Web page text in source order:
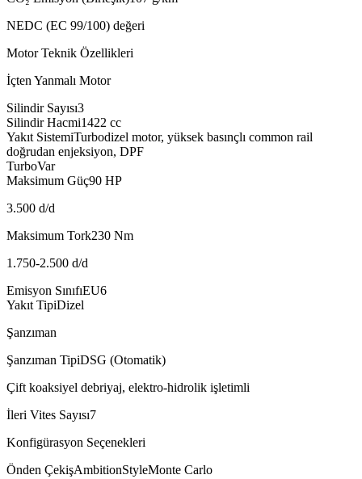
NEDC (EC 99/100) değeri
Motor Teknik Özellikleri
İçten Yanmalı Motor
Silindir Sayısı3
Silindir Hacmi1422 cc
Yakıt SistemiTurbodizel motor, yüksek basınçlı common rail
doğrudan enjeksiyon, DPF
TurboVar
Maksimum Güç90 HP
3.500 d/d
Maksimum Tork230 Nm
1.750-2.500 d/d
Emisyon SınıfıEU6
Yakıt TipiDizel
Şanzıman
Şanzıman TipiDSG (Otomatik)
Çift koaksiyel debriyaj, elektro-hidrolik işletimli
İleri Vites Sayısı7
Konfigürasyon Seçenekleri
Önden ÇekişAmbitionStyleMonte Carlo